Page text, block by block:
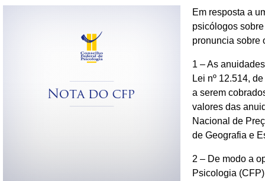
Em resposta a
psicólogos
pronuncia sobre
1 – As
Lei nº 12.514,
a serem
valores das
Nacional de
de Geografia e
2 – De modo a
Psicologia